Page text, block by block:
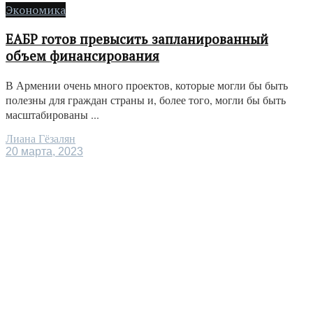
Экономика
ЕАБР готов превысить запланированный
объем финансирования
В Армении очень много проектов, которые могли бы быть
полезны для граждан страны и, более того, могли бы быть
масштабированы ...
Лиана Гёзалян
20 марта, 2023